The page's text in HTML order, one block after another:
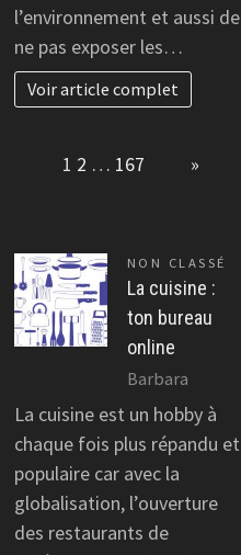
l’environnement et aussi de
ne pas exposer les…
Voir article complet
1 2 … 167 »
NON CLASSÉ
La cuisine :
ton bureau
online
Barbara
La cuisine est un hobby à
chaque fois plus répandu et
populaire car avec la
globalisation, l’ouverture
des restaurants de